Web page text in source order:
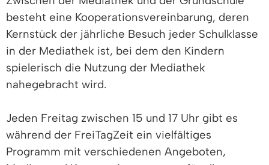
besteht eine Kooperationsvereinbarung, deren
Kernstück der jährliche Besuch jeder Schulklasse
in der Mediathek ist, bei dem den Kindern
spielerisch die Nutzung der Mediathek
nahegebracht wird.
Jeden Freitag zwischen 15 und 17 Uhr gibt es
während der FreiTagZeit ein vielfältiges
Programm mit verschiedenen Angeboten,